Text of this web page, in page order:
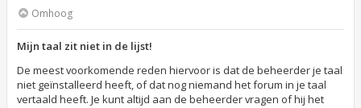
Omhoog
Mijn taal zit niet in de lijst!
De meest voorkomende reden hiervoor is dat de beheerder je taal
niet geïnstalleerd heeft, of dat nog niemand het forum in je taal
vertaald heeft. Je kunt altijd aan de beheerder vragen of hij het